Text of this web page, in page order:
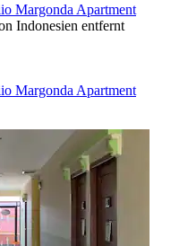
Margonda Apartment
Indonesien entfernt
Margonda Apartment